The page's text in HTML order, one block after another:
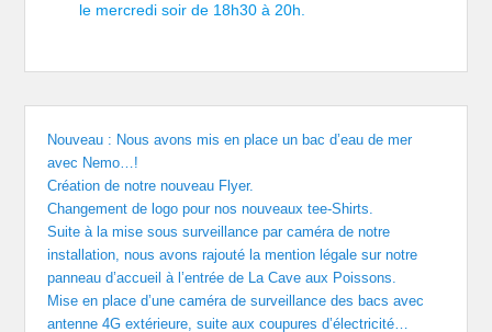
le mercredi soir de 18h30 à 20h.
Nouveau : Nous avons mis en place un bac d’eau de mer
avec Nemo…!
Création de notre nouveau Flyer.
Changement de logo pour nos nouveaux tee-Shirts.
Suite à la mise sous surveillance par caméra de notre
installation, nous avons rajouté la mention légale sur notre
panneau d’accueil à l’entrée de La Cave aux Poissons.
Mise en place d’une caméra de surveillance des bacs avec
antenne 4G extérieure, suite aux coupures d’électricité…